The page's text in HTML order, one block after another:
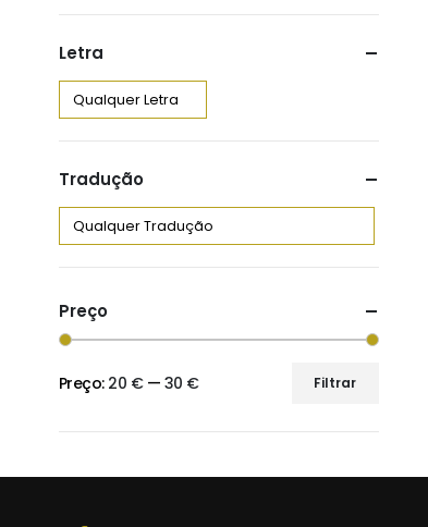
Letra
Tradução
Preço
Preço
mínimo
Preço
máximo
Filtrar
Preço: 20 €— 30 €